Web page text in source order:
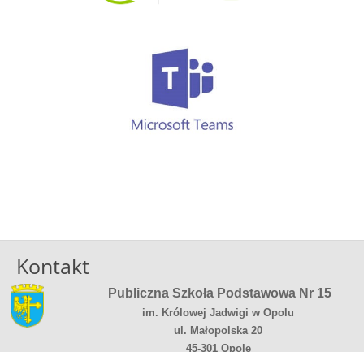
Kontakt
Publiczna Szkoła Podstawowa Nr 15
im. Królowej Jadwigi w Opolu
ul. Małopolska 20
45-301 Opole